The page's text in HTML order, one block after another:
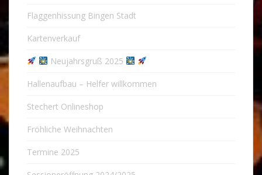
Flaggenhissung Bingen Stadt
Kartenverkauf
Neujahrsgruß 2025
Hallenaufbau – Helfer willkommen
Stechert Onlineshop
Fröhliche Weihnachten
Termine 2025